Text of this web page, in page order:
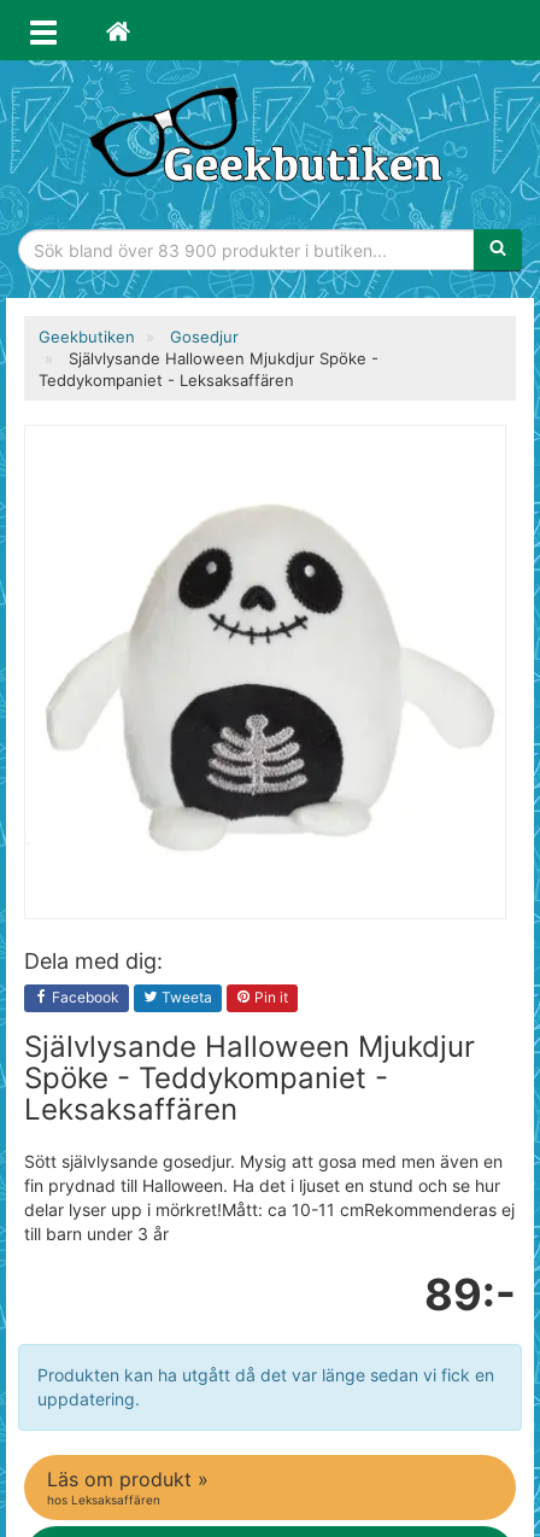
Geekbutiken
Gosedjur
Självlysande Halloween Mjukdjur Spöke -
Teddykompaniet - Leksaksaffären
Dela med dig:
Facebook Tweeta Pin it
Självlysande Halloween Mjukdjur
Spöke - Teddykompaniet -
Leksaksaffären
Sött självlysande gosedjur. Mysig att gosa med men även en
fin prydnad till Halloween. Ha det i ljuset en stund och se hur
delar lyser upp i mörkret!Mått: ca 10-11 cmRekommenderas ej
till barn under 3 år
89:-
Produkten kan ha utgått då det var länge sedan vi fick en
uppdatering.
Läs om produkt »
hos Leksaksaffären